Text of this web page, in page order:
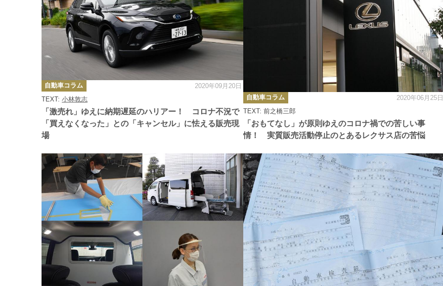
「激売れ」ゆえに納期遅延のハリアー！ コロナ不況で
「買えなくなった」との「キャンセル」に怯える販売現
場
TEXT: 小林敦志
カ
テ
ゴ
リ
ー
自動車コラム 2020年09月20日
「おもてなし」が原則ゆえのコロナ禍での苦しい事
情！ 実質販売活動停止のとあるレクサス店の苦悩
TEXT: 前之橋三郎
カ
テ
ゴ
リ
ー
自動車コラム 2020年06月25日